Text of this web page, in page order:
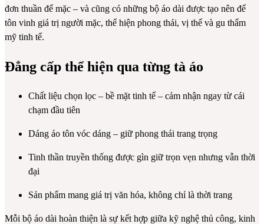
đơn thuần để mặc – và cũng có những bộ áo dài được tạo nên để
tôn vinh giá trị người mặc, thể hiện phong thái, vị thế và gu thẩm
mỹ tinh tế.
Đẳng cấp thể hiện qua từng tà áo
Chất liệu chọn lọc – bề mặt tinh tế – cảm nhận ngay từ cái
chạm đầu tiên
Dáng áo tôn vóc dáng – giữ phong thái trang trọng
Tinh thần truyền thống được gìn giữ trọn vẹn nhưng vẫn thời
đại
Sản phẩm mang giá trị văn hóa, không chỉ là thời trang
Mỗi bộ áo dài hoàn thiện là sự kết hợp giữa kỹ nghệ thủ công, kinh